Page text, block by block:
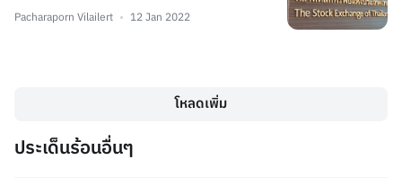
Pacharaporn Vilailert 12 Jan 2022
โหลดเพิ่ม
ประเด็นร้อนอื่นๆ